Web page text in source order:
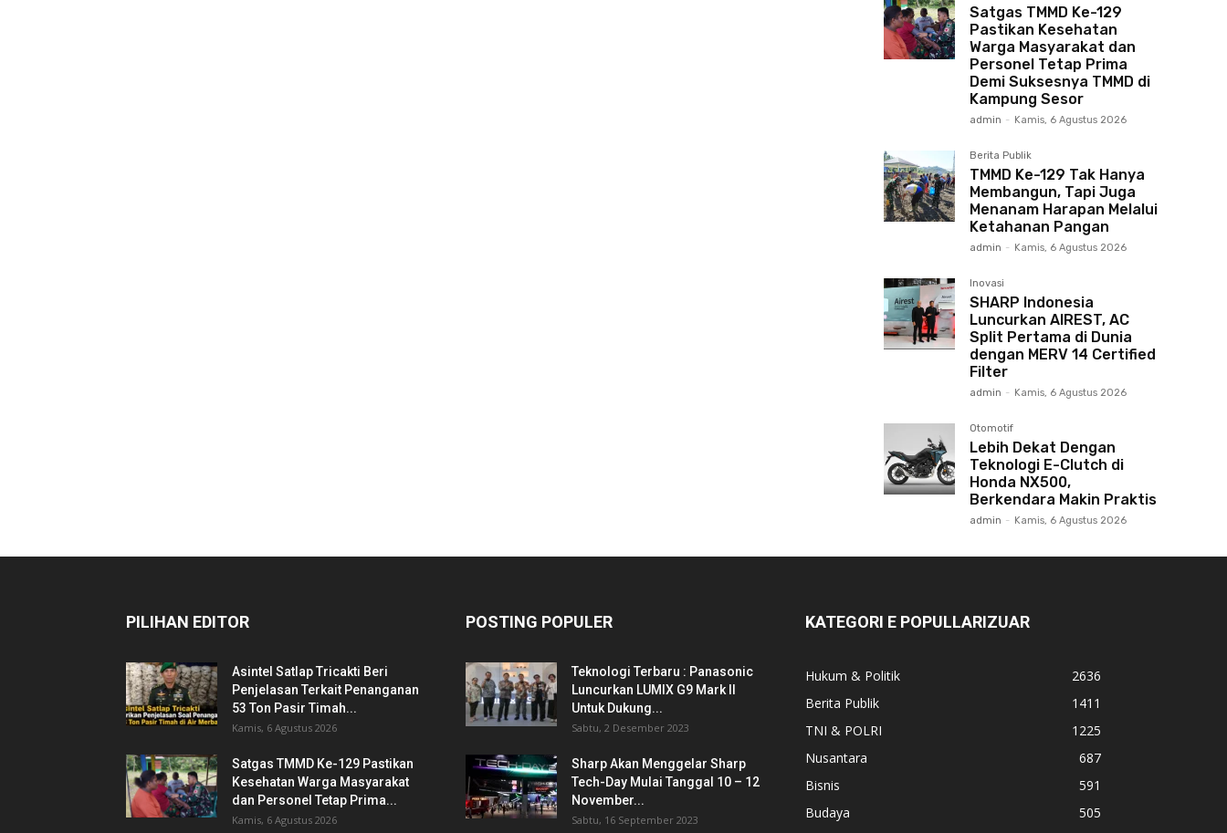
Satgas TMMD Ke-129
Pastikan Kesehatan
Warga Masyarakat dan
Personel Tetap Prima
Demi Suksesnya TMMD di
Kampung Sesor
admin - Kamis, 6 Agustus 2026
Berita Publik
TMMD Ke-129 Tak Hanya
Membangun, Tapi Juga
Menanam Harapan Melalui
Ketahanan Pangan
admin - Kamis, 6 Agustus 2026
Inovasi
SHARP Indonesia
Luncurkan AIREST, AC
Split Pertama di Dunia
dengan MERV 14 Certified
Filter
admin - Kamis, 6 Agustus 2026
Otomotif
Lebih Dekat Dengan
Teknologi E-Clutch di
Honda NX500,
Berkendara Makin Praktis
admin - Kamis, 6 Agustus 2026
PILIHAN EDITOR
Asintel Satlap Tricakti Beri
Penjelasan Terkait Penanganan
53 Ton Pasir Timah...
Kamis, 6 Agustus 2026
Satgas TMMD Ke-129 Pastikan
Kesehatan Warga Masyarakat
dan Personel Tetap Prima...
Kamis, 6 Agustus 2026
POSTING POPULER
Teknologi Terbaru : Panasonic
Luncurkan LUMIX G9 Mark II
Untuk Dukung...
Sabtu, 2 Desember 2023
Sharp Akan Menggelar Sharp
Tech-Day Mulai Tanggal 10 – 12
November...
Sabtu, 16 September 2023
KATEGORI E POPULLARIZUAR
Hukum & Politik
2636
Berita Publik
1411
TNI & POLRI
1225
Nusantara
687
Bisnis
591
Budaya
505